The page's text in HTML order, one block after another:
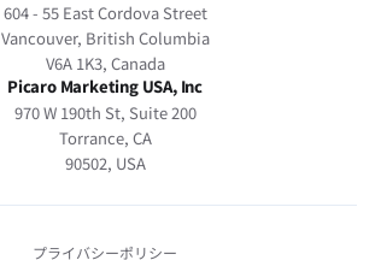
604 - 55 East Cordova Street
Vancouver, British Columbia
V6A 1K3, Canada
Picaro Marketing USA, Inc
970 W 190th St, Suite 200
Torrance, CA
90502, USA
プライバシーポリシー